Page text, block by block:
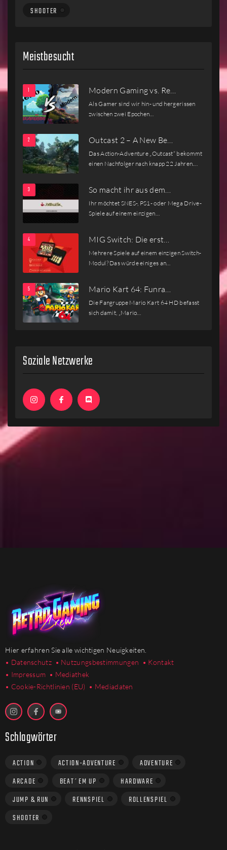
SHOOTER
Meistbesucht
Modern Gaming vs. Re…
Als Gamer sind wir hin- und hergerissen
zwischen zwei Epochen…
Outcast 2 – A New Be…
Das Action-Adventure „Outcast“ bekommt
einen Nachfolger nach knapp 22 Jahren.…
So macht ihr aus dem…
Ihr möchtet SNES-, PS1- oder Mega Drive-
Spiele auf einem einzigen…
MIG Switch: Die erst…
Mehrere Spiele auf einem einzigen Switch-
Modul? Das würde einiges an…
Mario Kart 64: Funra…
Die Fangruppe Mario Kart 64 HD befasst
sich damit, „Mario…
Soziale Netzwerke
Hier erfahren Sie alle wichtigen Neuigkeiten.
• Datenschutz • Nutzungsbestimmungen • Kontakt
• Impressum • Mediathek
• Cookie-Richtlinien (EU) • Mediadaten
Schlagwörter
ACTION ACTION-ADVENTURE
ADVENTURE
ARCADE
BEAT´EM UP
HARDWARE
JUMP & RUN
RENNSPIEL
ROLLENSPIEL
SHOOTER